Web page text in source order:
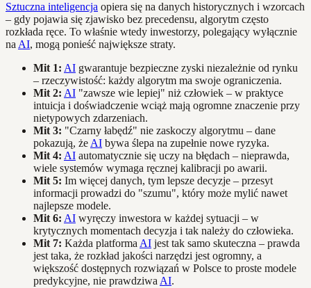
Sztuczna inteligencja opiera się na danych historycznych i wzorcach
– gdy pojawia się zjawisko bez precedensu, algorytm często
rozkłada ręce. To właśnie wtedy inwestorzy, polegający wyłącznie
na AI, mogą ponieść największe straty.
Mit 1: AI gwarantuje bezpieczne zyski niezależnie od rynku
– rzeczywistość: każdy algorytm ma swoje ograniczenia.
Mit 2: AI "zawsze wie lepiej" niż człowiek – w praktyce
intuicja i doświadczenie wciąż mają ogromne znaczenie przy
nietypowych zdarzeniach.
Mit 3: "Czarny łabędź" nie zaskoczy algorytmu – dane
pokazują, że AI bywa ślepa na zupełnie nowe ryzyka.
Mit 4: AI automatycznie się uczy na błędach – nieprawda,
wiele systemów wymaga ręcznej kalibracji po awarii.
Mit 5: Im więcej danych, tym lepsze decyzje – przesyt
informacji prowadzi do "szumu", który może mylić nawet
najlepsze modele.
Mit 6: AI wyręczy inwestora w każdej sytuacji – w
krytycznych momentach decyzja i tak należy do człowieka.
Mit 7: Każda platforma AI jest tak samo skuteczna – prawda
jest taka, że rozkład jakości narzędzi jest ogromny, a
większość dostępnych rozwiązań w Polsce to proste modele
predykcyjne, nie prawdziwa AI.